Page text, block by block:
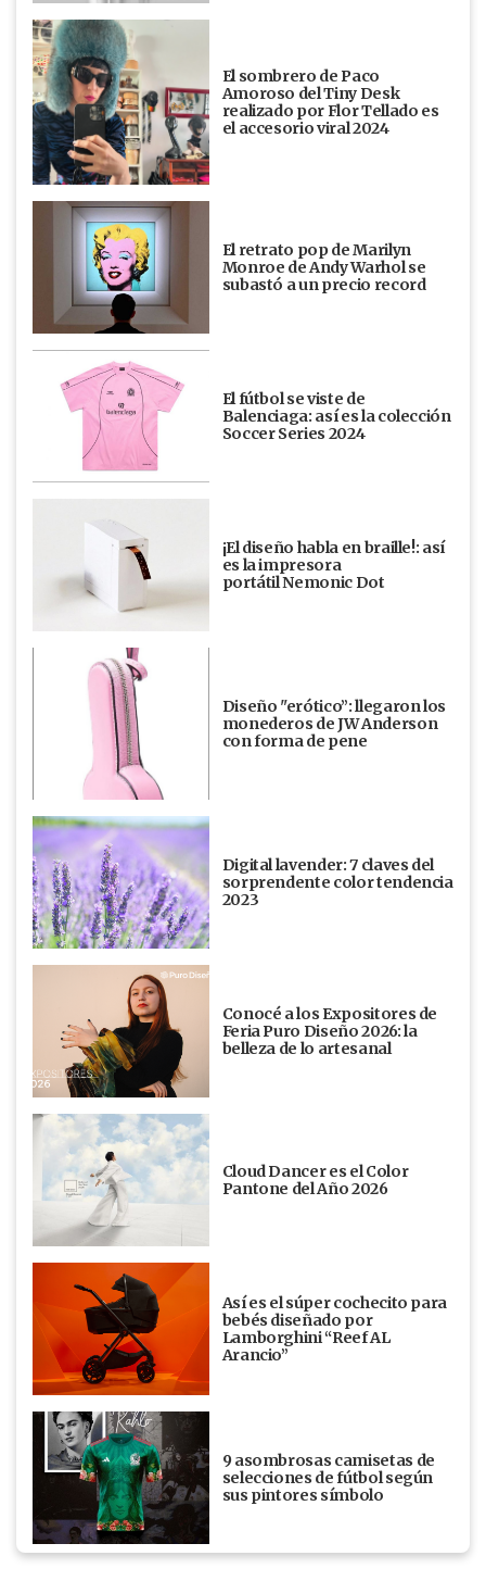
El sombrero de Paco
Amoroso del Tiny Desk
realizado por Flor Tellado es
el accesorio viral 2024
El retrato pop de Marilyn
Monroe de Andy Warhol se
subastó a un precio record
El fútbol se viste de
Balenciaga: así es la colección
Soccer Series 2024
¡El diseño habla en braille!: así
es la impresora
portátil Nemonic Dot
Diseño "erótico”: llegaron los
monederos de JW Anderson
con forma de pene
Digital lavender: 7 claves del
sorprendente color tendencia
2023
Conocé a los Expositores de
Feria Puro Diseño 2026: la
belleza de lo artesanal
Cloud Dancer es el Color
Pantone del Año 2026
Así es el súper cochecito para
bebés diseñado por
Lamborghini “Reef AL
Arancio”
9 asombrosas camisetas de
selecciones de fútbol según
sus pintores símbolo